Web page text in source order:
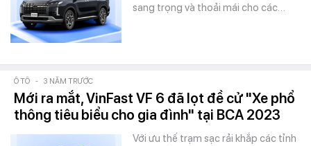
sang trọng và thoải mái cho các…
Ô TÔ - 3 NĂM TRƯỚC
Mới ra mắt, VinFast VF 6 đã lọt đề cử "Xe phổ
thông tiêu biểu cho gia đình" tại BCA 2023
Với ưu thế trạm sạc rải khắp các tỉnh